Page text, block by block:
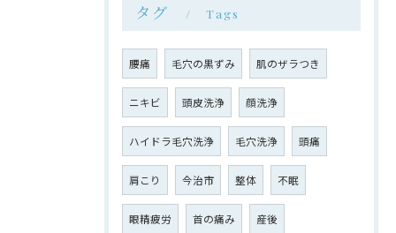
タグ Tags
腰痛 毛穴の黒ずみ 肌のザラつき
ニキビ 頭皮洗浄 顔洗浄
ハイドラ毛穴洗浄 毛穴洗浄 頭痛
肩こり 今治市 整体 不眠
眼精疲労 首の痛み 産後